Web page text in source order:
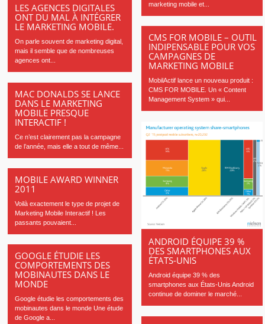
marketing mobile et...
LES AGENCES DIGITALES
ONT DU MAL À INTÉGRER
LE MARKETING MOBILE.
On parle souvent de marketing digital,
mais il semble que de nombreuses
agences ont...
CMS FOR MOBILE – OUTIL
INDIPENSABLE POUR VOS
CAMPAGNES DE
MARKETING MOBILE
MobilActif lance un nouveau produit :
CMS FOR MOBILE. Un « Content
Management System » qui...
MAC DONALDS SE LANCE
DANS LE MARKETING
MOBILE PRESQUE
INTERACTIF !
Ce n’est clairement pas la campagne
de l’année, mais elle a tout de même...
ANDROID ÉQUIPE 39 %
DES SMARTPHONES AUX
ÉTATS-UNIS
Android équipe 39 % des
smartphones aux États-Unis Android
continue de dominer le marché...
MOBILE AWARD WINNER
2011
Voilà exactement le type de projet de
Marketing Mobile Interactif ! Les
passants pouvaient...
GOOGLE ÉTUDIE LES
COMPORTEMENTS DES
MOBINAUTES DANS LE
MONDE
Google étudie les comportements des
mobinautes dans le monde Une étude
de Google a...